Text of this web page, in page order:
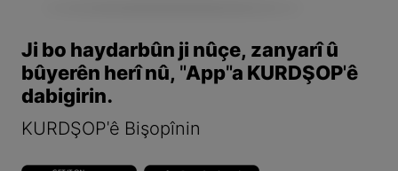
Ji bo haydarbûn ji nûçe, zanyarî û
bûyerên herî nû, "App"a KURDŞOP'ê
dabigirin.
KURDŞOP'ê Bişopînin